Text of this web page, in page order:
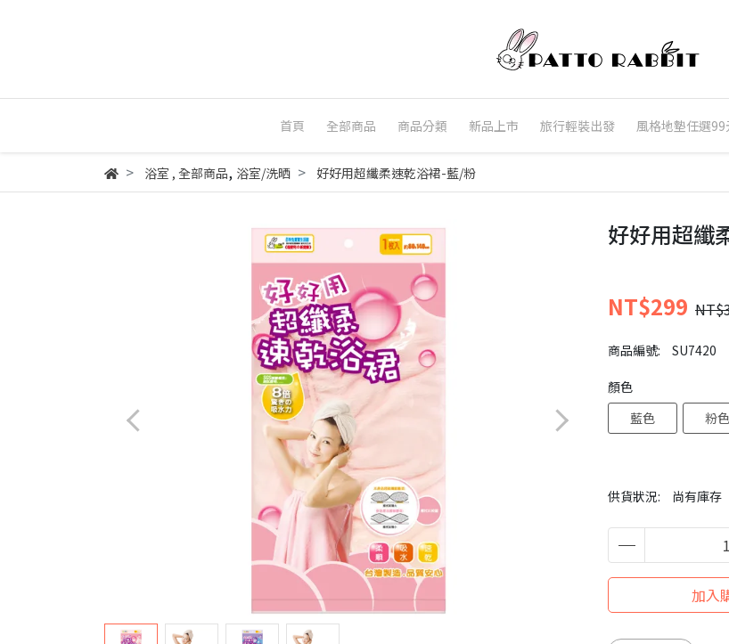
首頁 全部商品 商品分類 新品上市 旅行輕裝出發 風格地墊任選99
浴室 , 全部商品, 浴室/洗晒 好好用超纖柔速乾浴裙-藍/粉
好好用超纖
NT$299
商品編號: SU7420
供貨狀況: 尚有庫存
顏色
藍色
粉色
加入